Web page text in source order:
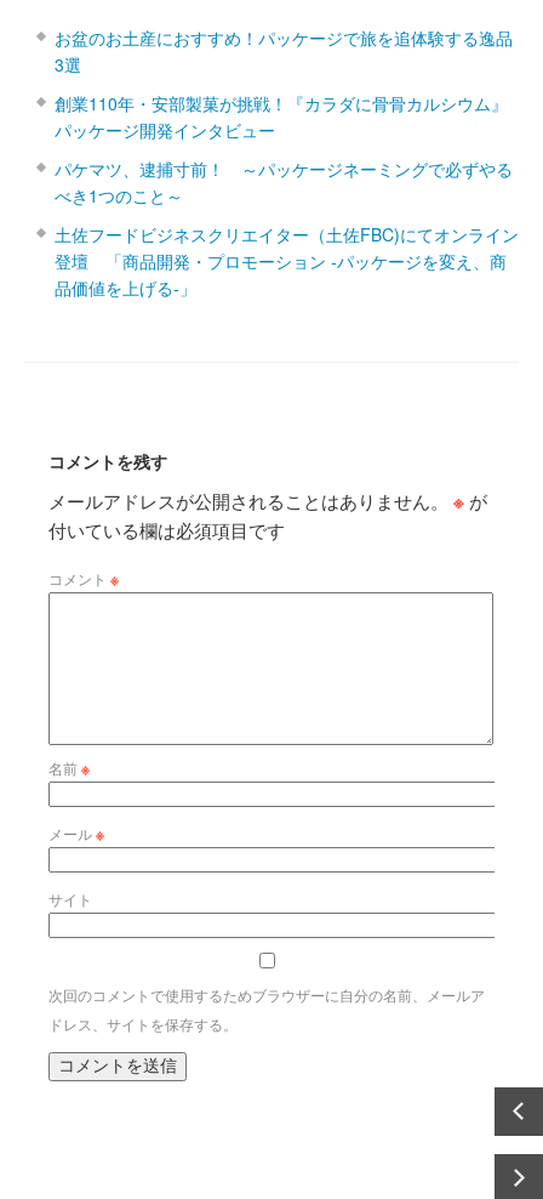
お盆のお土産におすすめ！パッケージで旅を追体験する逸品
3選
創業110年・安部製菓が挑戦！『カラダに骨骨カルシウム』
パッケージ開発インタビュー
パケマツ、逮捕寸前！ ～パッケージネーミングで必ずやる
べき1つのこと～
土佐フードビジネスクリエイター（土佐FBC)にてオンライン
登壇 「商品開発・プロモーション ‐パッケージを変え、商
品価値を上げる‐」
コメントを残す
メールアドレスが公開されることはありません。 ※ が
付いている欄は必須項目です
コメント ※
名前※
メール※
サイト
次回のコメントで使用するためブラウザーに自分の名前、メールア
ドレス、サイトを保存する。